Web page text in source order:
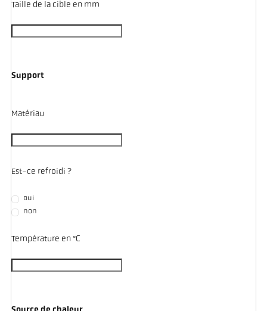
Taille de la cible en mm
Support
Matériau
Est-ce refroidi ?
oui
non
Température en °C